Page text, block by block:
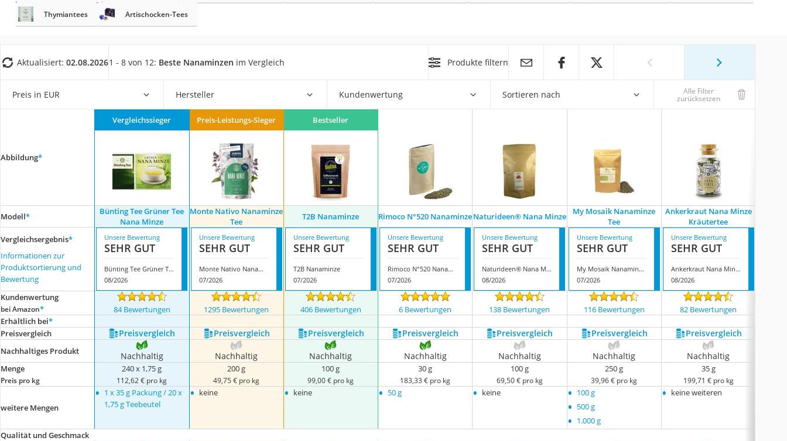
Sojasauce
MCT-Öl
Erythrit
Service
Thymiantees Artischocken-Tees
Aktualisiert: 02.08.20261 - 8 von 12: Beste Nanaminzen im Vergleich Produkte filtern
Preis in EUR Hersteller Kundenwertung Sortieren nach Alle Filter
zurücksetzen
Abbildung*
Vergleichssieger Preis-Leistungs-Sieger Bestseller
Modell*
Bünting Tee Grüner Tee
Nana Minze
Monte Nativo Nanaminze
Tee
T2B Nanaminze Rimoco N°520 NanaminzeNaturideen® Nana Minze
My Mosaik Nanaminze
Tee
Ankerkraut Nana Minze
Kräutertee
Vergleichsergebnis*
Informationen zur
Produktsortierung und
Bewertung
Unsere Bewertung
SEHR GUT
Bünting Tee Grüner Tee Nana Minze
08/2026
Unsere Bewertung
SEHR GUT
Monte Nativo Nanaminze Tee
07/2026
Unsere Bewertung
SEHR GUT
T2B Nanaminze
07/2026
Unsere Bewertung
SEHR GUT
Rimoco N°520 Nanaminze
07/2026
Unsere Bewertung
SEHR GUT
Naturideen® Nana Minze
08/2026
Unsere Bewertung
SEHR GUT
My Mosaik Nanaminze Tee
07/2026
Unsere Bewertung
SEHR GUT
Ankerkraut Nana Minze Kräutertee
08/2026
Kundenwertung
bei Amazon* 84 Bewertungen 1295 Bewertungen 406 Bewertungen 6 Bewertungen 138 Bewertungen 116 Bewertungen 82 Bewertungen
Erhältlich bei*
Preis­vergleich
Preis­vergleich Preis­vergleich Preis­vergleich Preis­vergleich Preis­vergleich Preis­vergleich Preis­vergleich
Nachhaltiges Produkt Nachhaltig Nachhaltig Nachhaltig Nachhaltig Nachhaltig Nachhaltig Nachhaltig
Menge
Preis pro kg
240 x 1,75 g
112,62 € pro kg
200 g
49,75 € pro kg
100 g
99,00 € pro kg
30 g
183,33 € pro kg
100 g
69,50 € pro kg
250 g
39,96 € pro kg
35 g
199,71 € pro kg
weitere Mengen
• 1 x 35 g Packung / 20 x
1,75 g Teebeutel
• keine • keine • 50 g • keine • 100 g
• 500 g
• 1.000 g
• keine weiteren
Qualität und Geschmack